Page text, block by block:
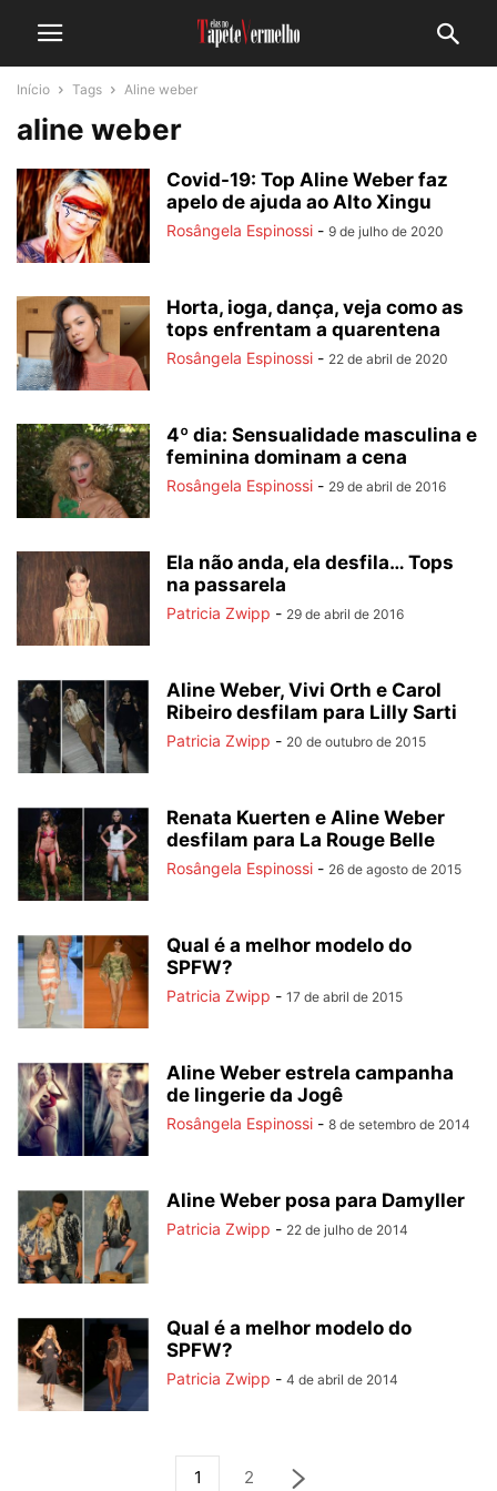
Início Tags Aline weber
aline weber
Covid-19: Top Aline Weber faz
apelo de ajuda ao Alto Xingu
Rosângela Espinossi - 9 de julho de 2020
Horta, ioga, dança, veja como as
tops enfrentam a quarentena
Rosângela Espinossi - 22 de abril de 2020
4º dia: Sensualidade masculina e
feminina dominam a cena
Rosângela Espinossi - 29 de abril de 2016
Ela não anda, ela desfila… Tops
na passarela
Patricia Zwipp - 29 de abril de 2016
Aline Weber, Vivi Orth e Carol
Ribeiro desfilam para Lilly Sarti
Patricia Zwipp - 20 de outubro de 2015
Renata Kuerten e Aline Weber
desfilam para La Rouge Belle
Rosângela Espinossi - 26 de agosto de 2015
Qual é a melhor modelo do
SPFW?
Patricia Zwipp - 17 de abril de 2015
Aline Weber estrela campanha
de lingerie da Jogê
Rosângela Espinossi - 8 de setembro de 2014
Aline Weber posa para Damyller
Patricia Zwipp - 22 de julho de 2014
Qual é a melhor modelo do
SPFW?
Patricia Zwipp - 4 de abril de 2014
1 2